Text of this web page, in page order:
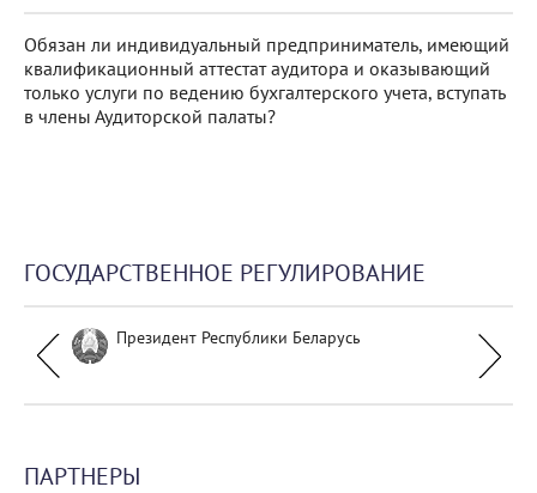
Обязан ли индивидуальный предприниматель, имеющий
квалификационный аттестат аудитора и оказывающий
только услуги по ведению бухгалтерского учета, вступать
в члены Аудиторской палаты?
ГОСУДАРСТВЕННОЕ РЕГУЛИРОВАНИЕ
Президент Республики Беларусь
ПАРТНЕРЫ